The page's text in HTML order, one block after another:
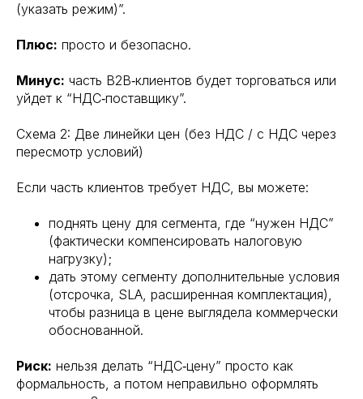
(указать режим)”.
Плюс: просто и безопасно.
Минус: часть B2B‑клиентов будет торговаться или
уйдет к “НДС‑поставщику”.
Схема 2: Две линейки цен (без НДС / с НДС через
пересмотр условий)
Если часть клиентов требует НДС, вы можете:
поднять цену для сегмента, где “нужен НДС”
(фактически компенсировать налоговую
нагрузку);
дать этому сегменту дополнительные условия
(отсрочка, SLA, расширенная комплектация),
чтобы разница в цене выглядела коммерчески
обоснованной.
Риск: нельзя делать “НДС‑цену” просто как
формальность, а потом неправильно оформлять